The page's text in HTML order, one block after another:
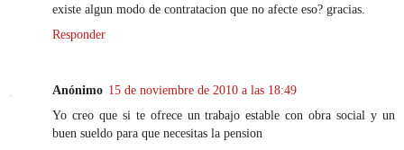
existe algun modo de contratacion que no afecte eso? gracias.
Responder
Anónimo 15 de noviembre de 2010 a las 18:49
Yo creo que si te ofrece un trabajo estable con obra social y un
buen sueldo para que necesitas la pension